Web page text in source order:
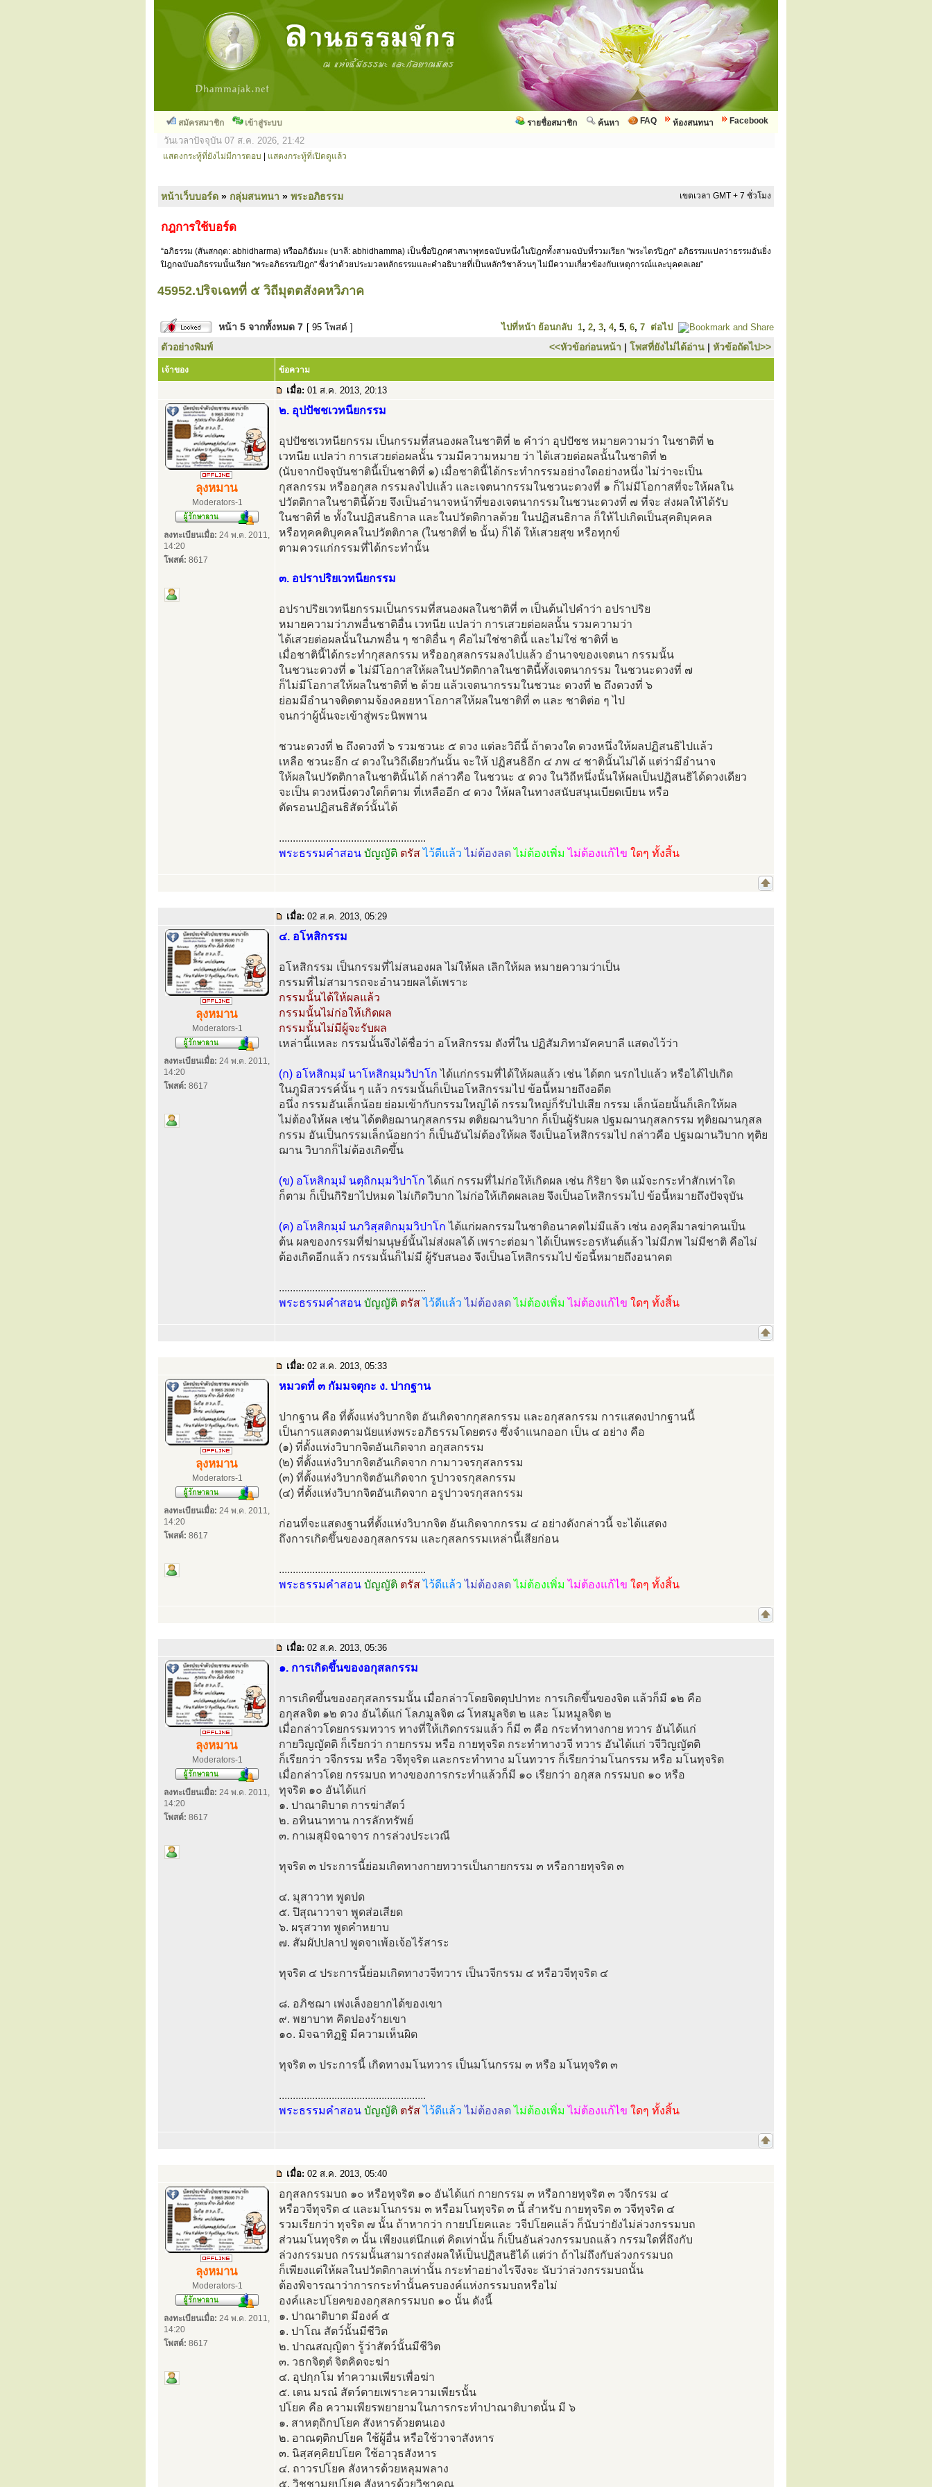
สมัครสมาชิก เข้าสู่ระบบ Facebook
ห้องสนทนา
FAQ
ค้นหา
รายชื่อสมาชิก
วันเวลาปัจจุบัน 07 ส.ค. 2026, 21:42
แสดงกระทู้ที่ยังไม่มีการตอบ แสดงกระทู้ที่เปิดดูแล้ว
หน้าเว็บบอร์ด » กลุ่มสนทนา » พระอภิธรรม เขตเวลา GMT + 7 ชั่วโมง
กฎการใช้บอร์ด
“อภิธรรม (สันสกฤต: abhidharma) หรืออภิธัมมะ (บาลี: abhidhamma) เป็นชื่อปิฎกศาสนาพุทธฉบับหนึ่งในปิฎกทั้งสามฉบับที่รวมเรียก "พระไตรปิฎก" อภิธรรมแปลว่าธรรมอันยิ่ง
ปิฎกฉบับอภิธรรมนั้นเรียก "พระอภิธรรมปิฎก" ซึ่งว่าด้วยประมวลหลักธรรมและคำอธิบายที่เป็นหลักวิชาล้วนๆ ไม่มีความเกี่ยวข้องกับเหตุการณ์และบุคคลเลย”
45952.ปริจเฉทที่ ๕ วิถีมุตตสังคหวิภาค
หน้า 5 จากทั้งหมด 7 [ 95 โพสต์ ] ไปที่หน้า ย้อนกลับ 1, 2, 3, 4, 5, 6, 7 ต่อไป
ตัวอย่างพิมพ์ <<หัวข้อก่อนหน้า | โพสที่ยังไม่ได้อ่าน | หัวข้อถัดไป>>
เจ้าของ ข้อความ
เมื่อ: 01 ส.ค. 2013, 20:13
ลุงหมาน
Moderators-1
ลงทะเบียนเมื่อ: 24 พ.ค. 2011,
14:20
โพสต์: 8617
๒. อุปปัชชเวทนียกรรม
อุปปัชชเวทนียกรรม เป็นกรรมที่สนองผลในชาติที่ ๒ คำว่า อุปปัชช หมายความว่า ในชาติที่ ๒
เวทนีย แปลว่า การเสวยต่อผลนั้น รวมมีความหมาย ว่า ได้เสวยต่อผลนั้นในชาติที่ ๒
(นับจากปัจจุบันชาตินี้เป็นชาติที่ ๑) เมื่อชาตินี้ได้กระทำกรรมอย่างใดอย่างหนึ่ง ไม่ว่าจะเป็น
กุสลกรรม หรืออกุสล กรรมลงไปแล้ว และเจตนากรรมในชวนะดวงที่ ๑ ก็ไม่มีโอกาสที่จะให้ผลใน
ปวัตติกาลในชาตินี้ด้วย จึงเป็นอำนาจหน้าที่ของเจตนากรรมในชวนะดวงที่ ๗ ที่จะ ส่งผลให้ได้รับ
ในชาติที่ ๒ ทั้งในปฏิสนธิกาล และในปวัตติกาลด้วย ในปฏิสนธิกาล ก็ให้ไปเกิดเป็นสุคติบุคคล
หรือทุคคติบุคคลในปวัตติกาล (ในชาติที่ ๒ นั้น) ก็ได้ ให้เสวยสุข หรือทุกข์
ตามควรแก่กรรมที่ได้กระทำนั้น
๓. อปราปริยเวทนียกรรม
อปราปริยเวทนียกรรมเป็นกรรมที่สนองผลในชาติที่ ๓ เป็นต้นไปคำว่า อปราปริย
หมายความว่าภพอื่นชาติอื่น เวทนีย แปลว่า การเสวยต่อผลนั้น รวมความว่า
ได้เสวยต่อผลนั้นในภพอื่น ๆ ชาติอื่น ๆ คือไม่ใช่ชาตินี้ และไม่ใช่ ชาติที่ ๒
เมื่อชาตินี้ได้กระทำกุสลกรรม หรืออกุสลกรรมลงไปแล้ว อำนาจของเจตนา กรรมนั้น
ในชวนะดวงที่ ๑ ไม่มีโอกาสให้ผลในปวัตติกาลในชาตินี้ทั้งเจตนากรรม ในชวนะดวงที่ ๗
ก็ไม่มีโอกาสให้ผลในชาติที่ ๒ ด้วย แล้วเจตนากรรมในชวนะ ดวงที่ ๒ ถึงดวงที่ ๖
ย่อมมีอำนาจติดตามจ้องคอยหาโอกาสให้ผลในชาติที่ ๓ และ ชาติต่อ ๆ ไป
จนกว่าผู้นั้นจะเข้าสู่พระนิพพาน
ชวนะดวงที่ ๒ ถึงดวงที่ ๖ รวมชวนะ ๕ ดวง แต่ละวิถีนี้ ถ้าดวงใด ดวงหนึ่งให้ผลปฏิสนธิไปแล้ว
เหลือ ชวนะอีก ๔ ดวงในวิถีเดียวกันนั้น จะให้ ปฏิสนธิอีก ๔ ภพ ๔ ชาตินั้นไม่ได้ แต่ว่ามีอำนาจ
ให้ผลในปวัตติกาลในชาตินั้นได้ กล่าวคือ ในชวนะ ๕ ดวง ในวิถีหนึ่งนั้นให้ผลเป็นปฏิสนธิได้ดวงเดียว
จะเป็น ดวงหนึ่งดวงใดก็ตาม ที่เหลืออีก ๔ ดวง ให้ผลในทางสนับสนุนเบียดเบียน หรือ
ตัดรอนปฏิสนธิสัตว์นั้นได้
.....................................................
พระธรรมคำสอน บัญญัติ ตรัสไว้ดีแล้วไม่ต้องลดไม่ต้องเพิ่ม ไม่ต้องแก้ไข ใดๆ ทั้งสิ้น
เมื่อ: 02 ส.ค. 2013, 05:29
ลุงหมาน
Moderators-1
ลงทะเบียนเมื่อ: 24 พ.ค. 2011,
14:20
โพสต์: 8617
๔. อโหสิกรรม
อโหสิกรรม เป็นกรรมที่ไม่สนองผล ไม่ให้ผล เลิกให้ผล หมายความว่าเป็น
กรรมที่ไม่สามารถจะอำนวยผลได้เพราะ
กรรมนั้นได้ให้ผลแล้ว
กรรมนั้นไม่ก่อให้เกิดผล
กรรมนั้นไม่มีผู้จะรับผล
เหล่านี้แหละ กรรมนั้นจึงได้ชื่อว่า อโหสิกรรม ดังที่ใน ปฏิสัมภิทามัคคบาลี แสดงไว้ว่า
(ก) อโหสิกมฺมํ นาโหสิกมฺมวิปาโก ได้แก่กรรมที่ได้ให้ผลแล้ว เช่น ได้ตก นรกไปแล้ว หรือได้ไปเกิด
ในภูมิสวรรค์นั้น ๆ แล้ว กรรมนั้นก็เป็นอโหสิกรรมไป ข้อนี้หมายถึงอดีต
อนึ่ง กรรมอันเล็กน้อย ย่อมเข้ากับกรรมใหญ่ได้ กรรมใหญ่ก็รับไปเสีย กรรม เล็กน้อยนั้นก็เลิกให้ผล
ไม่ต้องให้ผล เช่น ได้ตติยฌานกุสลกรรม ตติยฌานวิบาก ก็เป็นผู้รับผล ปฐมฌานกุสลกรรม ทุติยฌานกุสล
กรรม อันเป็นกรรมเล็กน้อยกว่า ก็เป็นอันไม่ต้องให้ผล จึงเป็นอโหสิกรรมไป กล่าวคือ ปฐมฌานวิบาก ทุติย
ฌาน วิบากก็ไม่ต้องเกิดขึ้น
(ข) อโหสิกมฺมํ นตฺถิกมฺมวิปาโก ได้แก่ กรรมที่ไม่ก่อให้เกิดผล เช่น กิริยา จิต แม้จะกระทำสักเท่าใด
ก็ตาม ก็เป็นกิริยาไปหมด ไม่เกิดวิบาก ไม่ก่อให้เกิดผลเลย จึงเป็นอโหสิกรรมไป ข้อนี้หมายถึงปัจจุบัน
(ค) อโหสิกมฺมํ นภวิสฺสติกมฺมวิปาโก ได้แก่ผลกรรมในชาติอนาคตไม่มีแล้ว เช่น องคุลีมาลฆ่าคนเป็น
ต้น ผลของกรรมที่ฆ่ามนุษย์นั้นไม่ส่งผลได้ เพราะต่อมา ได้เป็นพระอรหันต์แล้ว ไม่มีภพ ไม่มีชาติ คือไม่
ต้องเกิดอีกแล้ว กรรมนั้นก็ไม่มี ผู้รับสนอง จึงเป็นอโหสิกรรมไป ข้อนี้หมายถึงอนาคต
.....................................................
พระธรรมคำสอน บัญญัติ ตรัสไว้ดีแล้วไม่ต้องลดไม่ต้องเพิ่ม ไม่ต้องแก้ไข ใดๆ ทั้งสิ้น
เมื่อ: 02 ส.ค. 2013, 05:33
ลุงหมาน
Moderators-1
ลงทะเบียนเมื่อ: 24 พ.ค. 2011,
14:20
โพสต์: 8617
หมวดที่ ๓ กัมมจตุกะ ง. ปากฐาน
ปากฐาน คือ ที่ตั้งแห่งวิบากจิต อันเกิดจากกุสลกรรม และอกุสลกรรม การแสดงปากฐานนี้
เป็นการแสดงตามนัยแห่งพระอภิธรรมโดยตรง ซึ่งจำแนกออก เป็น ๔ อย่าง คือ
(๑) ที่ตั้งแห่งวิบากจิตอันเกิดจาก อกุสลกรรม
(๒) ที่ตั้งแห่งวิบากจิตอันเกิดจาก กามาวจรกุสลกรรม
(๓) ที่ตั้งแห่งวิบากจิตอันเกิดจาก รูปาวจรกุสลกรรม
(๔) ที่ตั้งแห่งวิบากจิตอันเกิดจาก อรูปาวจรกุสลกรรม
ก่อนที่จะแสดงฐานที่ตั้งแห่งวิบากจิต อันเกิดจากกรรม ๔ อย่างดังกล่าวนี้ จะได้แสดง
ถึงการเกิดขึ้นของอกุสลกรรม และกุสลกรรมเหล่านี้เสียก่อน
.....................................................
พระธรรมคำสอน บัญญัติ ตรัสไว้ดีแล้วไม่ต้องลดไม่ต้องเพิ่ม ไม่ต้องแก้ไข ใดๆ ทั้งสิ้น
เมื่อ: 02 ส.ค. 2013, 05:36
ลุงหมาน
Moderators-1
ลงทะเบียนเมื่อ: 24 พ.ค. 2011,
14:20
โพสต์: 8617
๑. การเกิดขึ้นของอกุสลกรรม
การเกิดขึ้นของอกุสลกรรมนั้น เมื่อกล่าวโดยจิตตุปปาทะ การเกิดขึ้นของจิต แล้วก็มี ๑๒ คือ
อกุสลจิต ๑๒ ดวง อันได้แก่ โลภมูลจิต ๘ โทสมูลจิต ๒ และ โมหมูลจิต ๒
เมื่อกล่าวโดยกรรมทวาร ทางที่ให้เกิดกรรมแล้ว ก็มี ๓ คือ กระทำทางกาย ทวาร อันได้แก่
กายวิญญัตติ ก็เรียกว่า กายกรรม หรือ กายทุจริต กระทำทางวจี ทวาร อันได้แก่ วจีวิญญัตติ
ก็เรียกว่า วจีกรรม หรือ วจีทุจริต และกระทำทาง มโนทวาร ก็เรียกว่ามโนกรรม หรือ มโนทุจริต
เมื่อกล่าวโดย กรรมบถ ทางของการกระทำแล้วก็มี ๑๐ เรียกว่า อกุสล กรรมบถ ๑๐ หรือ
ทุจริต ๑๐ อันได้แก่
๑. ปาณาติบาต การฆ่าสัตว์
๒. อทินนาทาน การลักทรัพย์
๓. กาเมสุมิจฉาจาร การล่วงประเวณี
ทุจริต ๓ ประการนี้ย่อมเกิดทางกายทวารเป็นกายกรรม ๓ หรือกายทุจริต ๓
๔. มุสาวาท พูดปด
๕. ปิสุณาวาจา พูดส่อเสียด
๖. ผรุสวาท พูดคำหยาบ
๗. สัมผัปปลาป พูดจาเพ้อเจ้อไร้สาระ
ทุจริต ๔ ประการนี้ย่อมเกิดทางวจีทวาร เป็นวจีกรรม ๔ หรือวจีทุจริต ๔
๘. อภิชฌา เพ่งเล็งอยากได้ของเขา
๙. พยาบาท คิดปองร้ายเขา
๑๐. มิจฉาทิฏฐิ มีความเห็นผิด
ทุจริต ๓ ประการนี้ เกิดทางมโนทวาร เป็นมโนกรรม ๓ หรือ มโนทุจริต ๓
.....................................................
พระธรรมคำสอน บัญญัติ ตรัสไว้ดีแล้วไม่ต้องลดไม่ต้องเพิ่ม ไม่ต้องแก้ไข ใดๆ ทั้งสิ้น
เมื่อ: 02 ส.ค. 2013, 05:40
ลุงหมาน
Moderators-1
ลงทะเบียนเมื่อ: 24 พ.ค. 2011,
14:20
โพสต์: 8617
อกุสลกรรมบถ ๑๐ หรือทุจริต ๑๐ อันได้แก่ กายกรรม ๓ หรือกายทุจริต ๓ วจีกรรม ๔
หรือวจีทุจริต ๔ และมโนกรรม ๓ หรือมโนทุจริต ๓ นี้ สำหรับ กายทุจริต ๓ วจีทุจริต ๔
รวมเรียกว่า ทุจริต ๗ นั้น ถ้าหากว่า กายปโยคและ วจีปโยคแล้ว ก็นับว่ายังไม่ล่วงกรรมบถ
ส่วนมโนทุจริต ๓ นั้น เพียงแต่นึกแต่ คิดเท่านั้น ก็เป็นอันล่วงกรรมบถแล้ว กรรมใดที่ถึงกับ
ล่วงกรรมบถ กรรมนั้นสามารถส่งผลให้เป็นปฏิสนธิได้ แต่ว่า ถ้าไม่ถึงกับล่วงกรรมบถ
ก็เพียงแต่ให้ผลในปวัตติกาลเท่านั้น กระทำอย่างไรจึงจะ นับว่าล่วงกรรมบถนั้น
ต้องพิจารณาว่าการกระทำนั้นครบองค์แห่งกรรมบถหรือไม่
องค์และปโยคของอกุสลกรรมบถ ๑๐ นั้น ดังนี้
๑. ปาณาติบาต มีองค์ ๕
๑. ปาโณ สัตว์นั้นมีชีวิต
๒. ปาณสญฺญิตา รู้ว่าสัตว์นั้นมีชีวิต
๓. วธกจิตฺตํ จิตคิดจะฆ่า
๔. อุปกฺกโม ทำความเพียรเพื่อฆ่า
๕. เตน มรณํ สัตว์ตายเพราะความเพียรนั้น
ปโยค คือ ความเพียรพยายามในการกระทำปาณาติบาตนั้น มี ๖
๑. สาหตฺถิกปโยค สังหารด้วยตนเอง
๒. อาณตฺติกปโยค ใช้ผู้อื่น หรือใช้วาจาสังหาร
๓. นิสฺสคฺคิยปโยค ใช้อาวุธสังหาร
๔. ถาวรปโยค สังหารด้วยหลุมพลาง
๕. วิชฺชามยปโยค สังหารด้วยวิชาคุณ